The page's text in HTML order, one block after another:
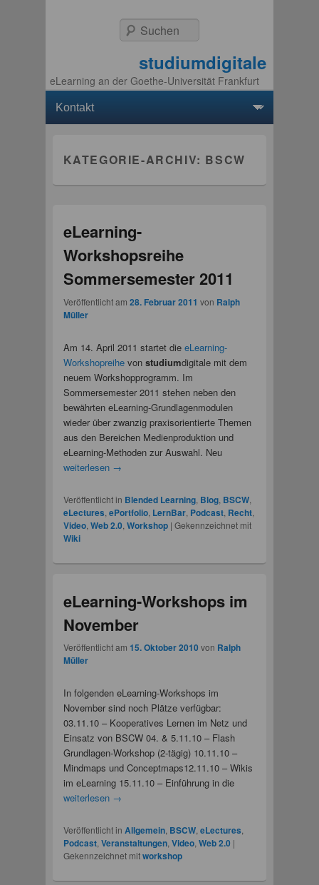
studiumdigitale
eLearning an der Goethe-Universität Frankfurt
Suchen
KATEGORIE-ARCHIV: BSCW
eLearning-
Workshopsreihe
Sommersemester 2011
Veröffentlicht am 28. Februar 2011 von Ralph
Müller
Am 14. April 2011 startet die eLearning-
Workshopreihevon studiumdigitale mit dem
neuem Workshopprogramm. Im
Sommersemester 2011 stehen neben den
bewährten eLearning-Grundlagenmodulen
wieder über zwanzig praxisorientierte Themen
aus den Bereichen Medienproduktion und
eLearning-Methoden zur Auswahl. Neu
weiterlesen →
Veröffentlicht in Blended Learning, Blog, BSCW,
eLectures ePortfolio, LernBar, Podcast, Recht,
Video, Web 2.0 Workshop | Gekennzeichnet mit
Wiki
eLearning-Workshops im
November
Veröffentlicht am 15. Oktober 2010 von Ralph
Müller
In folgenden eLearning-Workshops im
November sind noch Plätze verfügbar:
03.11.10 – Kooperatives Lernen im Netz und
Einsatz von BSCW 04. & 5.11.10 – Flash
Grundlagen-Workshop (2-tägig) 10.11.10 –
Mindmaps und Conceptmaps12.11.10 – Wikis
im eLearning 15.11.10 – Einführung in die
weiterlesen →
Veröffentlicht in Allgemein, BSCW, eLectures
Podcast, Veranstaltungen, Video, Web 2.0 |
Gekennzeichnet mitworkshop